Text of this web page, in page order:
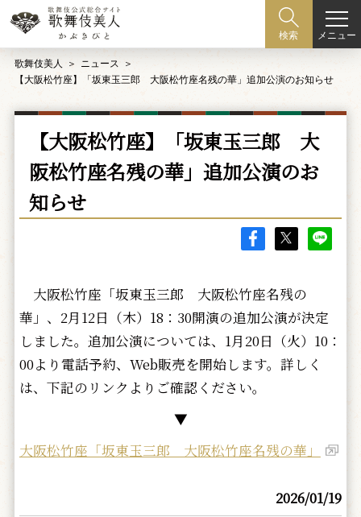
検索 メニュー
歌舞伎美人
ニュース
【大阪松竹座】「坂東玉三郎 大阪松竹座名残の華」追加公演のお知らせ
【大阪松竹座】「坂東玉三郎 大
阪松竹座名残の華」追加公演のお
知らせ
大阪松竹座「坂東玉三郎 大阪松竹座名残の
華」、2月12日（木）18：30開演の追加公演が決定
しました。追加公演については、1月20日（火）10：
00より電話予約、Web販売を開始します。詳しく
は、下記のリンクよりご確認ください。
▼
大阪松竹座「坂東玉三郎 大阪松竹座名残の華」
2026/01/19